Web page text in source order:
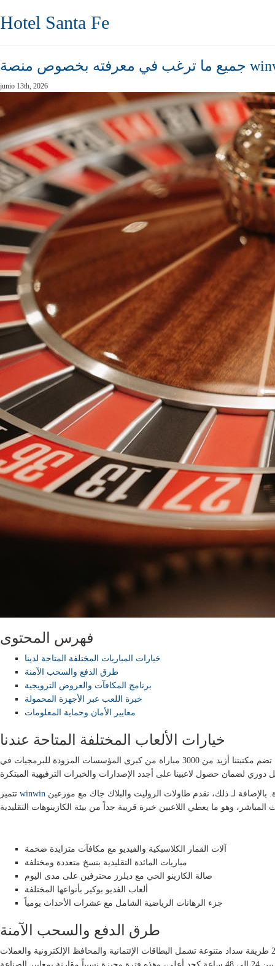
Hotel Santa Fe
junio 13th, 2026
فهرس المحتوى
خيارات المباريات المختلفة المتاحة لدينا
طرق الدفع والسحب الآمنة
برنامج المكافآت والعروض الترويجية
خبرة اللعب عبر الأجهزة المحمولة
معايير الأمان وحماية المعلومات
خيارات الألعاب المختلفة المتاحة عندنا
نفخر في منصتنا بعرض مجموعة واسعة من الألعاب التي تناسب كل الرغبات والتفضيلات. تضم مكتبتنا أزيد من 3000 مباراة من كبرى المؤسسات المزودة للبرمجيات في
winwin
آلات القمار الكلاسيكية والفيديو مع مكافآت متزايدة ضخمة
مباريات المائدة التقليدية بنسخ متعددة ومختلفة
صالة الكازينو الحي مع ديلرز محترفين على مدى اليوم
ألعاب الفديو بوكير بأنواعها المختلفة
جزء الرهانات الرياضية الشامل مع عشرات الأحداث يومياً
طرق الدفع والسحب الآمنة
نحن نعي ضرورة توفير وسائل سداد متعددة وموثوقة لزبائننا. لذلك قمنا بدمج أكثر من 25 طريقة سداد متنوعة تشمل البطاقات الإئتمانية والمحافظ الإلكترونية والعملات